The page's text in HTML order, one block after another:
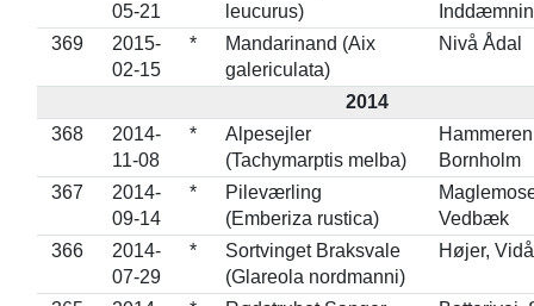
05-21
leucurus)
369
2015-
02-15
*
Mandarinand (Aix
galericulata)
Nivå Ådal
2014
368
2014-
11-08
*
Alpesejler
(Tachymarptis melba)
Bornholm
367
2014-
09-14
*
Pileværling
(Emberiza rustica)
Vedbæk
366
2014-
07-29
*
Sortvinget Braksvale
(Glareola nordmanni)
Højer,